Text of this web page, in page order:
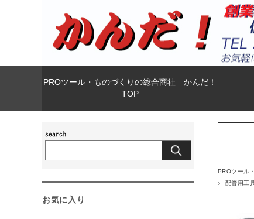
PROツール・ものづくりの総合商社 かんだ！
TOP
PROツール
配管用工
お気に入り